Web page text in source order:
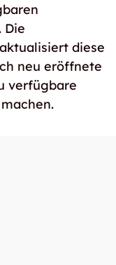
Die
diese
neu eröffnete
verfügbare